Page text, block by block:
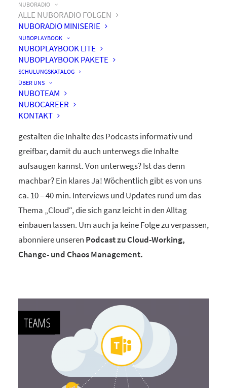
NUBORADIO
ALLE NUBORADIO FOLGEN
NUBORADIO MINISERIE
NUBOPLAYBOOK
NUBOPLAYBOOK LITE
NUBOPLAYBOOK PAKETE
SCHULUNGSKATALOG
ÜBER UNS
NUBOTEAM
NUBOCAREER
KONTAKT
by nuboworkers GmbH
Herzlich Willkommen! Du hast nuboRadio – unseren
ganz eigenenPodcast zur Digitalisierung
Unsere beiden Moderatoren Dominique und Markus
gestalten die Inhalte des Podcasts informativ und
greifbar, damit du auch unterwegs die Inhalte
aufsaugen kannst. Von unterwegs? Ist das denn
machbar? Ein klares Ja! Wöchentlich gibt es von uns
ca. 10 – 40 min. Interviews und Updates rund um das
Thema „Cloud“, die sich ganz leicht in den Alltag
einbauen lassen. Um auch ja keine Folge zu verpassen,
abonniere unseren Podcast zu Cloud-Working,
Change- und Chaos Management.